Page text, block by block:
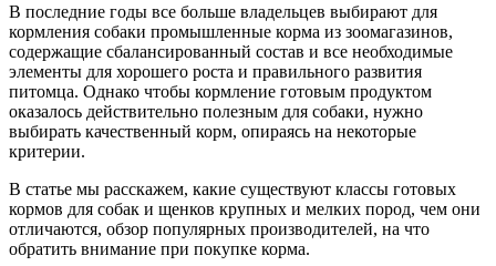
В последние годы все больше владельцев выбирают для
кормления собаки промышленные корма из зоомагазинов,
содержащие сбалансированный состав и все необходимые
элементы для хорошего роста и правильного развития
питомца. Однако чтобы кормление готовым продуктом
оказалось действительно полезным для собаки, нужно
выбирать качественный корм, опираясь на некоторые
критерии.
В статье мы расскажем, какие существуют классы готовых
кормов для собак и щенков крупных и мелких пород, чем они
отличаются, обзор популярных производителей, на что
обратить внимание при покупке корма.